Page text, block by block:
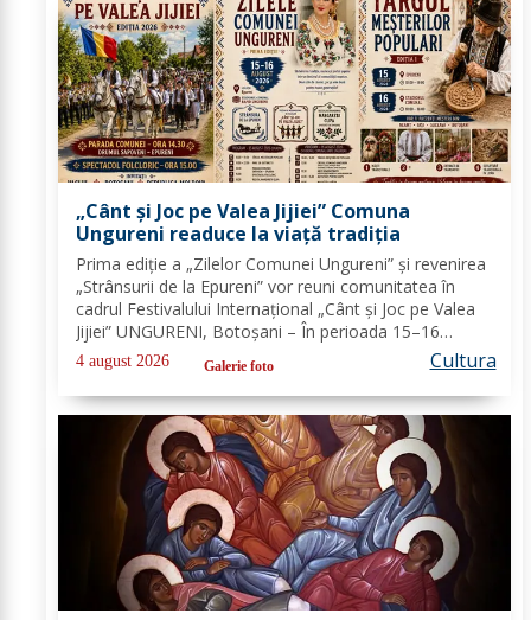
„Cânt și Joc pe Valea Jijiei” Comuna
Ungureni readuce la viață tradiția
Prima ediție a „Zilelor Comunei Ungureni” și revenirea
„Strânsurii de la Epureni” vor reuni comunitatea în
cadrul Festivalului Internațional „Cânt și Joc pe Valea
Jijiei” UNGURENI, Botoșani – În perioada 15–16
august 2026, comuna Ungureni va găzdui unul dintre
cele mai ample evenimente culturale...
4 august 2026 Galerie foto Cultura